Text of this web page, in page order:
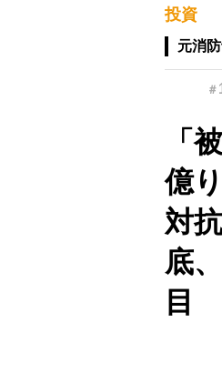
投資
元消
＃
「
億
対
底
目